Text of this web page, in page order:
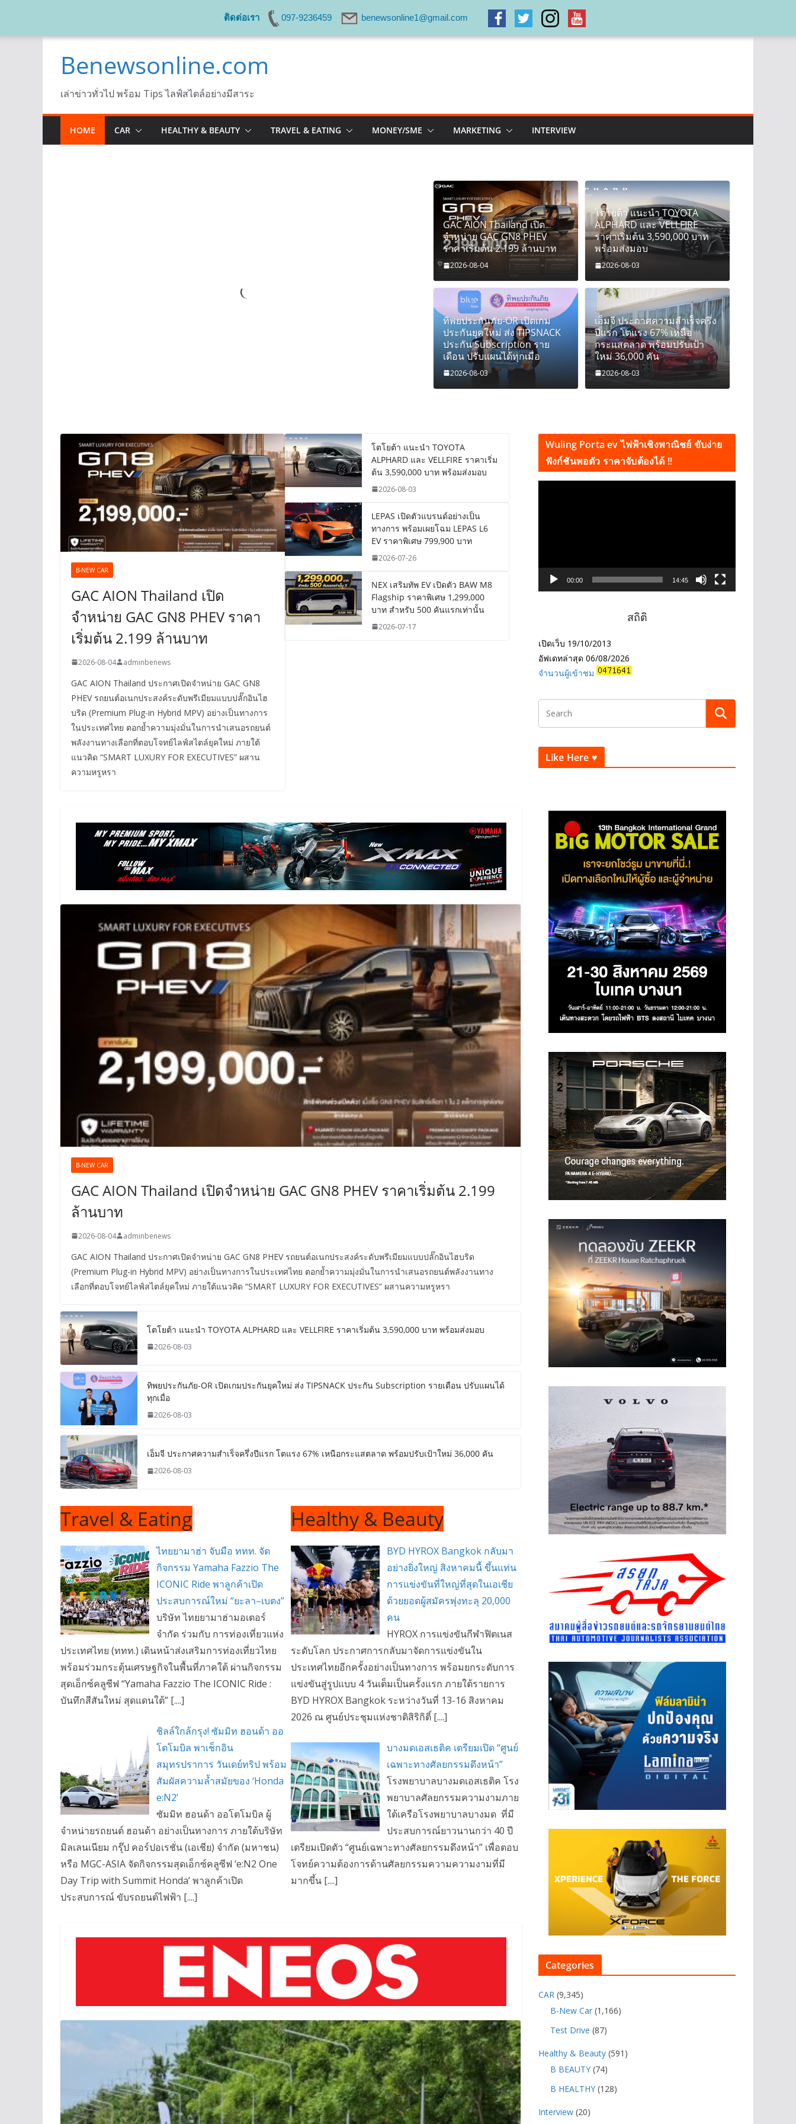
ติดต่อเรา 097-9236459 benewsonline1@gmail.com
contentBenewsonline.com
เล่าข่าวทั่วไป พร้อม Tips ไลฟ์สไตล์อย่างมีสาระ
HOME CAR HEALTHY & BEAUTY TRAVEL & EATING MONEY/SME MARKETING INTERVIEW
GAC AION Thailand เปิด
จำหน่าย GAC GN8 PHEV
ราคาเริ่มต้น 2.199 ล้านบาท
2026-08-04
โตโยต้า แนะนำ TOYOTA
ALPHARD และ VELLFIRE
ราคาเริ่มต้น 3,590,000 บาท
พร้อมส่งมอบ
2026-08-03
ทิพยประกันภัย-OR เปิดเกม
ประกันยุคใหม่ ส่ง TIPSNACK
ประกัน Subscription ราย
เดือน ปรับแผนได้ทุกเมื่อ
2026-08-03
เอ็มจี ประกาศความสำเร็จครึ่ง
ปีแรก โตแรง 67% เหนือ
กระแสตลาด พร้อมปรับเป้า
ใหม่ 36,000 คัน
2026-08-03
B-NEW CAR
GAC AION Thailand เปิด
จำหน่าย GAC GN8 PHEV ราคา
เริ่มต้น 2.199 ล้านบาท
2026-08-04 adminbenews
GAC AION Thailand ประกาศเปิดจำหน่าย GAC GN8
PHEV รถยนต์อเนกประสงค์ระดับพรีเมียมแบบปลั๊กอินไฮ
บริด (Premium Plug-in Hybrid MPV) อย่างเป็นทางการ
ในประเทศไทย ตอกย้ำความมุ่งมั่นในการนำเสนอรถยนต์
พลังงานทางเลือกที่ตอบโจทย์ไลฟ์สไตล์ยุคใหม่ ภายใต้
แนวคิด “SMART LUXURY FOR EXECUTIVES” ผสาน
ความหรูหรา
โตโยต้า แนะนำ TOYOTA
ALPHARD และ VELLFIRE ราคาเริ่ม
ต้น 3,590,000 บาท พร้อมส่งมอบ
2026-08-03
LEPAS เปิดตัวแบรนด์อย่างเป็น
ทางการ พร้อมเผยโฉม LEPAS L6
EV ราคาพิเศษ 799,900 บาท
2026-07-26
NEX เสริมทัพ EV เปิดตัว BAW M8
Flagship ราคาพิเศษ 1,299,000
บาท สำหรับ 500 คันแรกเท่านั้น
2026-07-17
B-NEW CAR
GAC AION Thailand เปิดจำหน่าย GAC GN8 PHEV ราคาเริ่มต้น 2.199
ล้านบาท
2026-08-04 adminbenews
GAC AION Thailand ประกาศเปิดจำหน่าย GAC GN8 PHEV รถยนต์อเนกประสงค์ระดับพรีเมียมแบบปลั๊กอินไฮบริด
(Premium Plug-in Hybrid MPV) อย่างเป็นทางการในประเทศไทย ตอกย้ำความมุ่งมั่นในการนำเสนอรถยนต์พลังงานทาง
เลือกที่ตอบโจทย์ไลฟ์สไตล์ยุคใหม่ ภายใต้แนวคิด “SMART LUXURY FOR EXECUTIVES” ผสานความหรูหรา
โตโยต้า แนะนำ TOYOTA ALPHARD และ VELLFIRE ราคาเริ่มต้น 3,590,000 บาท พร้อมส่งมอบ
2026-08-03
ทิพยประกันภัย-OR เปิดเกมประกันยุคใหม่ ส่ง TIPSNACK ประกัน Subscription รายเดือน ปรับแผนได้
ทุกเมื่อ
2026-08-03
เอ็มจี ประกาศความสำเร็จครึ่งปีแรก โตแรง 67% เหนือกระแสตลาด พร้อมปรับเป้าใหม่ 36,000 คัน
2026-08-03
Travel & Eating
ไทยยามาฮ่า จับมือ ททท. จัด
กิจกรรม Yamaha Fazzio The
ICONIC Ride พาลูกค้าเปิด
ประสบการณ์ใหม่ “ยะลา–เบตง”
บริษัท ไทยยามาฮ่ามอเตอร์
จำกัด ร่วมกับ การท่องเที่ยวแห่ง
ประเทศไทย (ททท.) เดินหน้าส่งเสริมการท่องเที่ยวไทย
พร้อมร่วมกระตุ้นเศรษฐกิจในพื้นที่ภาคใต้ ผ่านกิจกรรม
สุดเอ็กซ์คลูซีฟ “Yamaha Fazzio The ICONIC Ride :
บันทึกสีสันใหม่ สุดแดนใต้” [....]
ชิลล์ใกล้กรุง! ซัมมิท ฮอนด้า ออ
โตโมบิล พาเช็กอิน
สมุทรปราการ วันเดย์ทริป พร้อม
สัมผัสความล้ำสมัยของ ‘Honda
e:N2’
ซัมมิท ฮอนด้า ออโตโมบิล ผู้
จำหน่ายรถยนต์ ฮอนด้า อย่างเป็นทางการ ภายใต้บริษัท
มิลเลนเนียม กรุ๊ป คอร์ปอเรชั่น (เอเชีย) จำกัด (มหาชน)
หรือ MGC-ASIA จัดกิจกรรมสุดเอ็กซ์คลูซีฟ ‘e:N2 One
Day Trip with Summit Honda’ พาลูกค้าเปิด
ประสบการณ์ ขับรถยนต์ไฟฟ้า [....]
Healthy & Beauty
BYD HYROX Bangkok กลับมา
อย่างยิ่งใหญ่ สิงหาคมนี้ ขึ้นแท่น
การแข่งขันที่ใหญ่ที่สุดในเอเชีย
ด้วยยอดผู้สมัครพุ่งทะลุ 20,000
คน
HYROX การแข่งขันกีฬาฟิตเนส
ระดับโลก ประกาศการกลับมาจัดการแข่งขันใน
ประเทศไทยอีกครั้งอย่างเป็นทางการ พร้อมยกระดับการ
แข่งขันสู่รูปแบบ 4 วันเต็มเป็นครั้งแรก ภายใต้รายการ
BYD HYROX Bangkok ระหว่างวันที่ 13-16 สิงหาคม
2026 ณ ศูนย์ประชุมแห่งชาติสิริกิติ์ [....]
บางมดเอสเธติค เตรียมเปิด “ศูนย์
เฉพาะทางศัลยกรรมดึงหน้า”
โรงพยาบาลบางมดเอสเธติค โรง
พยาบาลศัลยกรรมความงามภาย
ใต้เครือโรงพยาบาลบางมด ที่มี
ประสบการณ์ยาวนานกว่า 40 ปี
เตรียมเปิดตัว “ศูนย์เฉพาะทางศัลยกรรมดึงหน้า” เพื่อตอบ
โจทย์ความต้องการด้านศัลยกรรมความความงามที่มี
มากขึ้น [....]
Wuling Porta ev ไฟฟ้าเชิงพาณิชย์ ขับง่าย
ฟังก์ชันพอตัว ราคาจับต้องได้ !!
a
00:00 14:45
สถิติ
เปิดเว็บ 19/10/2013
อัฟเดทล่าสุด 06/08/2026
จำนวนผู้เข้าชม
Like Here ♥
Categories
CAR (9,345)
B-New Car (1,166)
Test Drive (87)
Healthy & Beauty (591)
B BEAUTY (74)
B HEALTHY (128)
Interview (20)